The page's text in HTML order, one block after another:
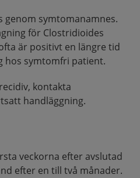
genom symtomanamnes.
för Clostridioides
är positivt en längre tid
hos symtomfri patient.
kontakta
handläggning.
veckorna efter avslutad
efter en till två månader.